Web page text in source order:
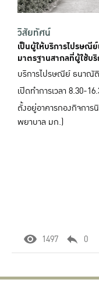
วิสัยทัศน์
เป็นผู้ให้บริการไปรษณี
มาตรฐานสากลที่ผู้ใช้บ
บริการไปรษณีย์ ธนาณัติ
เปิดทำการเวลา 8.30-
ตั้งอยู่อาคารกองกิจกา
พยาบาล มก.)
1497 0